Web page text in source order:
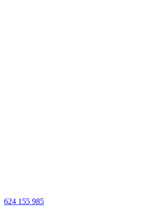
624 155 985